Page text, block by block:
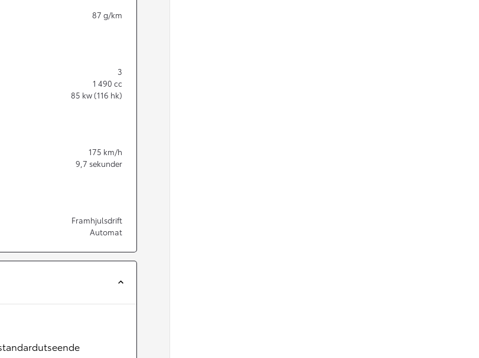
Från 350 900 kr
Från 3 450 kr/mån
Nya GR GT
87 g/km
3
1 490 cc
85 kw (116 hk)
175 km/h
9,7 sekunder
Framhjulsdrift
Automat